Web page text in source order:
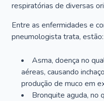
respiratórias de diversas
Entre as enfermidades e
pneumologista trata, estão:
Asma, doença no
aéreas, causando
produção de muco em
Bronquite aguda, no